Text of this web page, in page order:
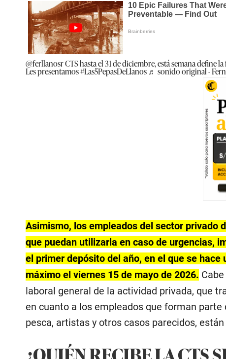
@ferllanosrCTS hasta el 31 de diciembre, está semana define
Les presentamos#Las5PepasDeLlanos ♬ sonido original -
Asimismo, los empleados del sector privado
que puedan utilizarla en caso de urgencias,
el primer depósito del año, en el que se
máximo el viernes 15 de mayo de 2026.
laboral general de la actividad privada, que
en cuanto a los empleados que forman
pesca, artistas y otros casos parecidos,